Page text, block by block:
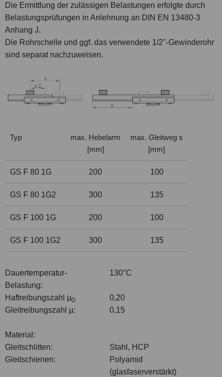
Die Ermittlung der zulässigen Belastungen erfolgte durch
Belastungsprüfungen in Anlehnung an DIN EN 13480-3
Anhang J.
Die Rohrschelle und ggf. das verwendete 1/2"-Gewinderohr
sind separat nachzuweisen.
Typ
max. Hebelarm
[mm]
max. Gleitweg s
[mm]
GS F 80 1G 200 100
GS F 80 1G2 300 135
GS F 100 1G 200 100
GS F 100 1G2 300 135
Dauertemperatur-
Belastung:
130°C
Haftreibungszahl µ0:
0,20
Gleitreibungszahl µ:
0,15
Material:
Gleitschlitten:
Stahl, HCP
Gleitschienen:
Polyamid
(glasfaserverstärkt)